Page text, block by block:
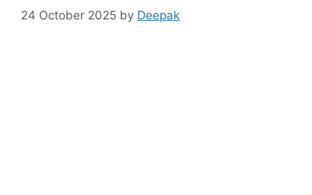
24 October 2025 by Deepak